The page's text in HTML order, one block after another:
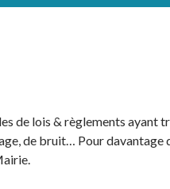
de lois & règlements ayant
de bruit… Pour davantage